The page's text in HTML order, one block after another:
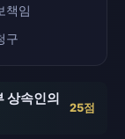
책임
구
상속인의
25점